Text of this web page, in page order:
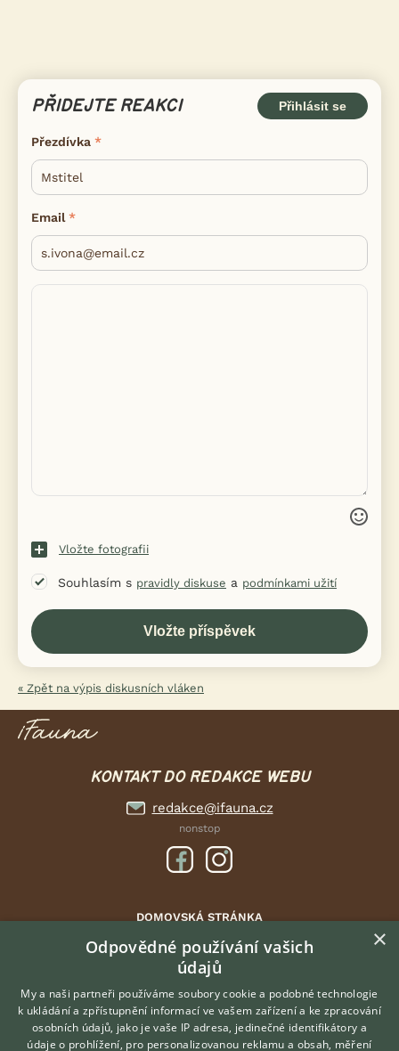
PŘIDEJTE REAKCI Přihlásit se
Přezdívka
Email
Vložte fotografii
Souhlasím s pravidly diskuse a podmínkami užití
« Zpět na výpis diskusních vláken
KONTAKT DO REDAKCE WEBU
redakce@ifauna.cz
nonstop
DOMOVSKÁ STRÁNKA
INZERCE
DISKUSE
ČLÁNKY
ATLAS
×
Odpovědné používání vašich
údajů
My a naši partneři používáme soubory cookie a podobné technologie
k ukládání a zpřístupnění informací ve vašem zařízení a ke zpracování
osobních údajů, jako je vaše IP adresa, jedinečné identifikátory a
údaje o prohlížení, pro personalizovanou reklamu a obsah, měření